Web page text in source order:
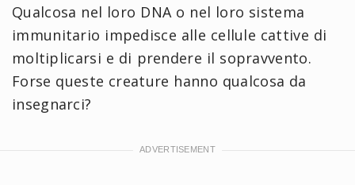
Qualcosa nel loro DNA o nel loro sistema
immunitario impedisce alle cellule cattive di
moltiplicarsi e di prendere il sopravvento.
Forse queste creature hanno qualcosa da
insegnarci?